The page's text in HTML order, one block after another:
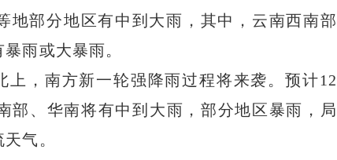
地部分地区有中到大雨，其中，云南西南部
雨或大暴雨。
上，南方新一轮强降雨过程将来袭。预计12
部、华南将有中到大雨，部分地区暴雨，局
气。